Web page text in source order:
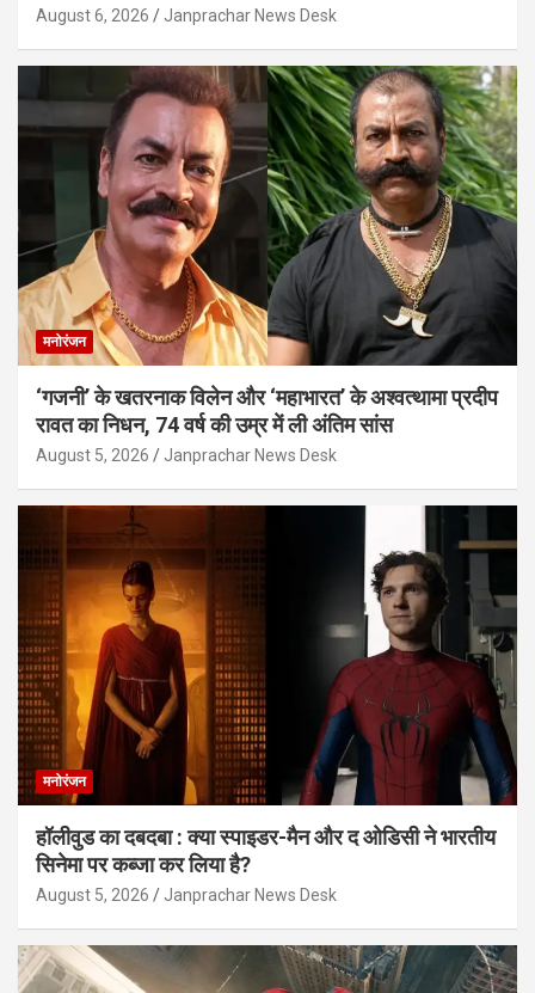
August 6, 2026 Janprachar News Desk
मनोरंजन
‘गजनी’ के खतरनाक विलेन और ‘महाभारत’ के अश्वत्थामा प्रदीप
रावत का निधन, 74 वर्ष की उम्र में ली अंतिम सांस
August 5, 2026 Janprachar News Desk
मनोरंजन
हॉलीवुड का दबदबा : क्या स्पाइडर-मैन और द ओडिसी ने भारतीय
सिनेमा पर कब्जा कर लिया है?
August 5, 2026 Janprachar News Desk